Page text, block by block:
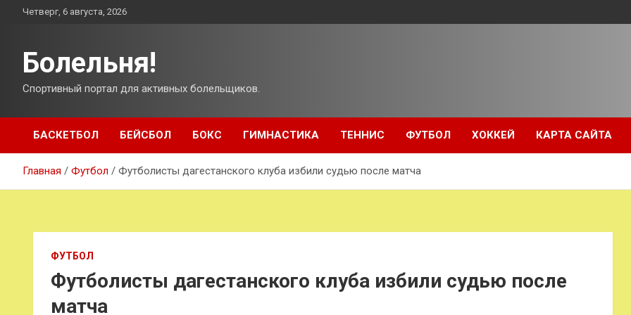
ПерейтиЧетверг, 6 августа, 2026
Болельня!
Спортивный портал для активных болельщиков.
БАСКЕТБОЛ БЕЙСБОЛ БОКС ГИМНАСТИКА ТЕННИС ФУТБОЛ ХОККЕЙ КАРТА САЙТА
Главная Футбол Футболисты дагестанского клуба избили судью после матча
ФУТБОЛ
Футболисты дагестанского клуба избили судью после
матча